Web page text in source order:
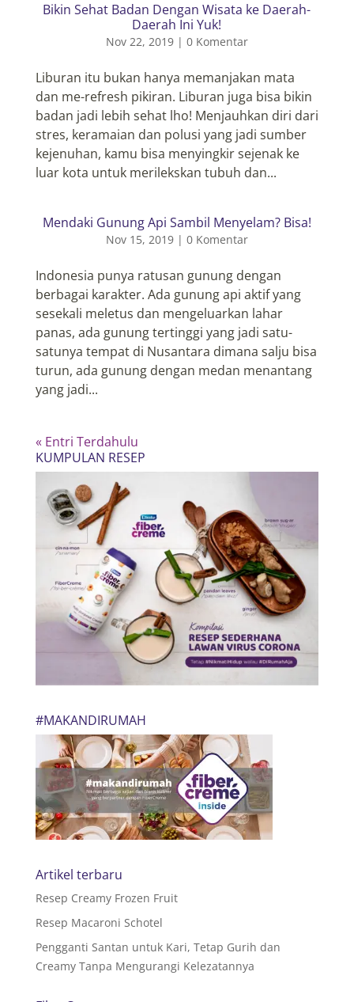
Bikin Sehat Badan Dengan Wisata ke Daerah-
Daerah Ini Yuk!
Nov 22, 2019| 0 Komentar
Liburan itu bukan hanya memanjakan mata
dan me-refresh pikiran. Liburan juga bisa bikin
badan jadi lebih sehat lho! Menjauhkan diri dari
stres, keramaian dan polusi yang jadi sumber
kejenuhan, kamu bisa menyingkir sejenak ke
luar kota untuk merilekskan tubuh dan...
Mendaki Gunung Api Sambil Menyelam? Bisa!
Nov 15, 2019| 0 Komentar
Indonesia punya ratusan gunung dengan
berbagai karakter. Ada gunung api aktif yang
sesekali meletus dan mengeluarkan lahar
panas, ada gunung tertinggi yang jadi satu-
satunya tempat di Nusantara dimana salju bisa
turun, ada gunung dengan medan menantang
yang jadi...
« Entri Terdahulu
KUMPULAN RESEP
#MAKANDIRUMAH
Artikel terbaru
Resep Creamy Frozen Fruit
Resep Macaroni Schotel
Pengganti Santan untuk Kari, Tetap Gurih dan
Creamy Tanpa Mengurangi Kelezatannya